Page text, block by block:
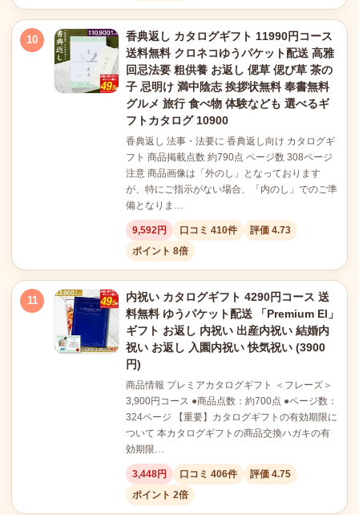
10
香典返し カタログギフト 11990円コース
送料無料 クロネコゆうパケット配送 高雅
回忌法要 粗供養 お返し 偲草 偲び草 茶の
子 忌明け 満中陰志 挨拶状無料 奉書無料
グルメ 旅行 食べ物 体験なども 選べるギ
フトカタログ 10900
香典返し 法事・法要に 香典返し向け カタログギ
フト 商品掲載点数 約790点 ページ数 308ページ
注意 商品画像は「外のし」となっております
が、特にご指示がない場合、「内のし」でのご準
備となりま…
9,592円 口コミ 410件
評価 4.73
ポイント 8倍
11
内祝い カタログギフト 4290円コース 送
料無料 ゆうパケット配送 「Premium El」
ギフト お返し 内祝い 出産内祝い 結婚内
祝い お返し 入園内祝い 快気祝い (3900
円)
商品情報 プレミアカタログギフト ＜フレーズ＞
3,900円コース ●商品点数：約700点 ●ページ数：
324ページ 【重要】カタログギフトの有効期限に
ついて 本カタログギフトの商品交換ハガキの有
効期限…
3,448円 口コミ 406件
評価 4.75
ポイント 2倍